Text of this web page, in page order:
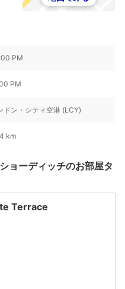
PM
PM
ドン・シティ空港 (LCY)
km
ョーディッチのお部屋タ
Terrace